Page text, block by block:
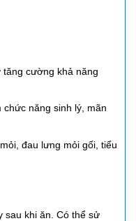
cường khả năng
năng sinh lý, mãn
đau lưng mỏi gối, tiểu
sau khi ăn. Có thể sử